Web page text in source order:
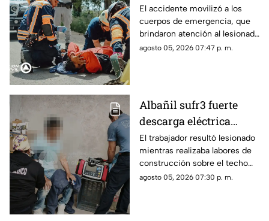
trabajaba en Guadalupe
La Venta
El accidente movilizó a los
cuerpos de emergencia, que
brindaron atención al lesionado
antes de trasladarlo a un
agosto 05, 2026 07:47 p. m.
Albañil sufr3 fuerte
descarga eléctrica
mientras trabajaba en
una azotea de San José
Buenavista
El trabajador resultó lesionado
mientras realizaba labores de
construcción sobre el techo
de una vivienda y tuvo que
agosto 05, 2026 07:30 p. m.